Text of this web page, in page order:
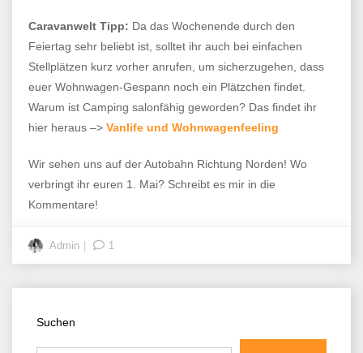
Caravanwelt Tipp: Da das Wochenende durch den
Feiertag sehr beliebt ist, solltet ihr auch bei einfachen
Stellplätzen kurz vorher anrufen, um sicherzugehen, dass
euer Wohnwagen-Gespann noch ein Plätzchen findet.
Warum ist Camping salonfähig geworden? Das findet ihr
hier heraus –> Vanlife und Wohnwagenfeeling
Wir sehen uns auf der Autobahn Richtung Norden! Wo
verbringt ihr euren 1. Mai? Schreibt es mir in die
Kommentare!
Admin 1
Suchen